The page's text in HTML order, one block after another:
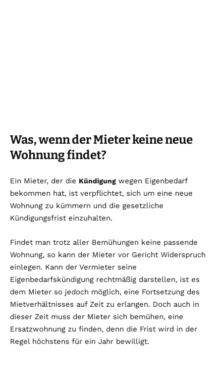
Was, wenn der Mieter keine neue
Wohnung findet?
Ein Mieter, der die Kündigung wegen Eigenbedarf
bekommen hat, ist verpflichtet, sich um eine neue
Wohnung zu kümmern und die gesetzliche
Kündigungsfrist einzuhalten.
Findet man trotz aller Bemühungen keine passende
Wohnung, so kann der Mieter vor Gericht Widerspruch
einlegen. Kann der Vermieter seine
Eigenbedarfskündigung rechtmäßig darstellen, ist es
dem Mieter so jedoch möglich, eine Fortsetzung des
Mietverhältnisses auf Zeit zu erlangen. Doch auch in
dieser Zeit muss der Mieter sich bemühen, eine
Ersatzwohnung zu finden, denn die Frist wird in der
Regel höchstens für ein Jahr bewilligt.